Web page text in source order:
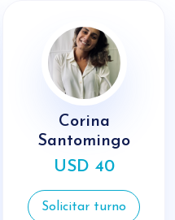
Corina
Santomingo
USD 40
Solicitar turno